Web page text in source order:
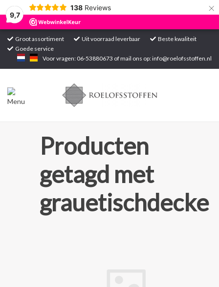
9,7
138 Reviews ×
Groot assortiment Uit voorraad leverbaar
Beste kwaliteit
Goede service
Voor vragen: 06-53880673 of mail ons op:info@roelofsstoffen.nl
Home
Producten
getagd met
grauetischdecke